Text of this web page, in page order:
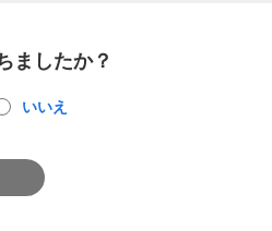
ましたか？
いいえ